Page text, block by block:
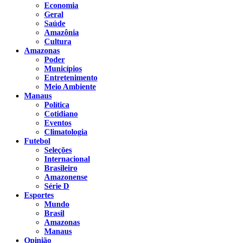
Economia
Geral
Saúde
Amazônia
Cultura
Amazonas
Poder
Municípios
Entretenimento
Meio Ambiente
Manaus
Política
Cotidiano
Eventos
Climatologia
Futebol
Seleções
Internacional
Brasileiro
Amazonense
Série D
Esportes
Mundo
Brasil
Amazonas
Manaus
Opinião